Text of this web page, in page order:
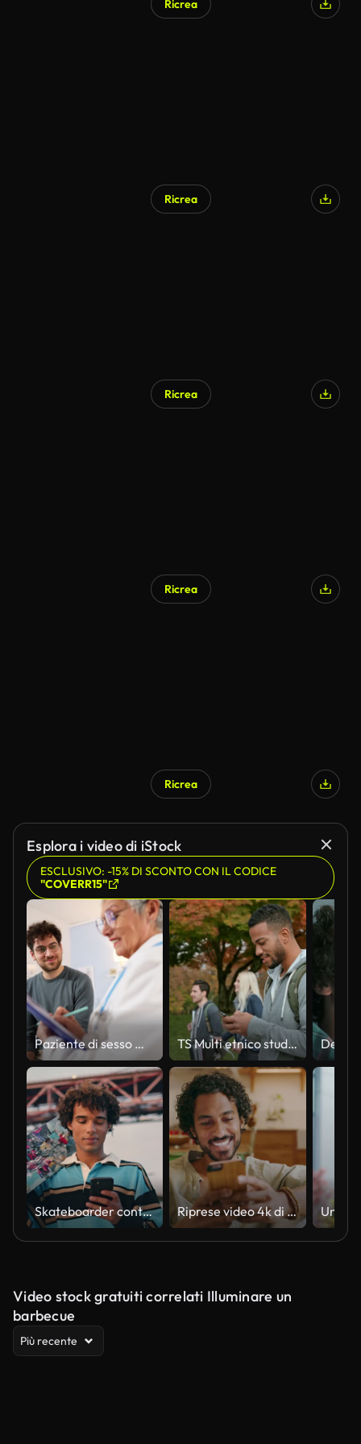
Ricrea
Ricrea
Ricrea
Ricrea
Ricrea
Esplora i video di iStock
ESCLUSIVO: -15% DI SCONTO CON IL CODICE
"COVERR15"
Paziente di sesso maschile che si sottopone a un controllo medico annuale con un medico caucasico anziano, all'ordinazione TS Multi etnico studente maschio sms mentre cammina attraverso un parco
Skateboarder contemporaneo che invia messaggi di testo al telefono in primo piano. Uomo riccio che trasporta longboard Riprese video 4k di un giovane che usa il suo smartphone per inviare un messaggio
Video stock gratuiti correlati Illuminare un
barbecue
Più recente